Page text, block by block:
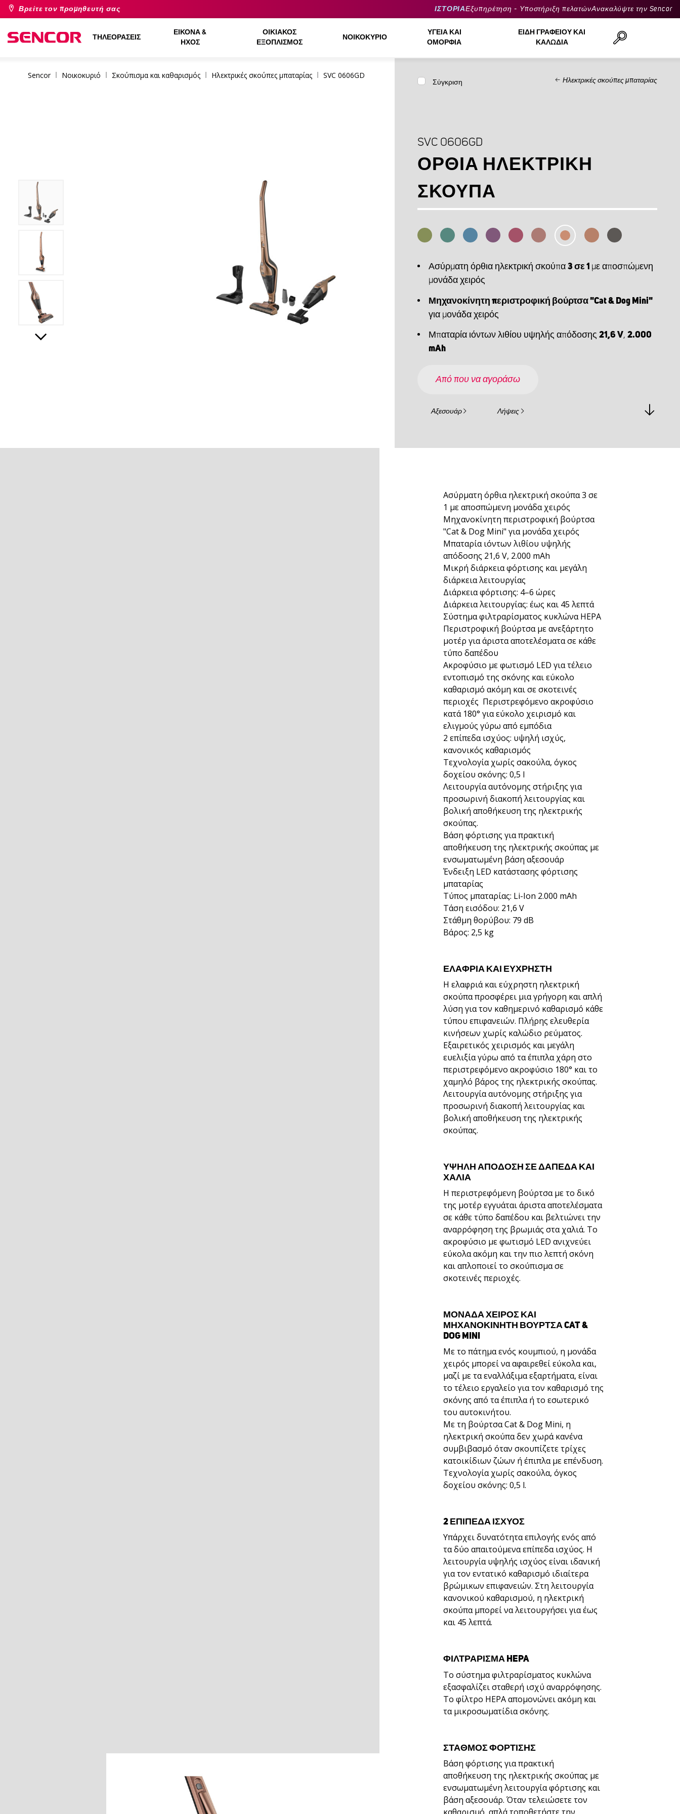
Βρείτε τον προμηθευτή σας ΙΣΤΟΡΙΑΕξυπηρέτηση - Υποστήριξη πελατώνΑνακαλύψτε την Sencor
ΤΗΛΕΟΡΆΣΕΙΣ
ΕΙΚΌΝΑ &
ΉΧΟΣ
ΟΙΚΙΑΚΌΣ
ΕΞΟΠΛΙΣΜΌΣ
ΝΟΙΚΟΚΥΡΙΌ
ΥΓΕΊΑ ΚΑΙ
ΟΜΟΡΦΙΆ
ΕΊΔΗ ΓΡΑΦΕΊΟΥ ΚΑΙ
ΚΑΛΏΔΙΑ
Sencor Νοικοκυριό Σκούπισμα και καθαρισμός Ηλεκτρικές σκούπες μπαταρίας SVC 0606GD
Σύγκριση Ηλεκτρικές σκούπες μπαταρίας
SVC 0606GD
ΌΡΘΙΑ ΗΛΕΚΤΡΙΚΉ
ΣΚΟΎΠΑ
Ασύρματη όρθια ηλεκτρική σκούπα3 σε 1 με αποσπώμενη
μονάδα χειρός
Μηχανοκίνητη περιστροφική βούρτσα "Cat & Dog Mini"
για μονάδα χειρός
Μπαταρία ιόντων λιθίου υψηλής απόδοσης21,6 V,2.000
mAh
Από που να αγοράσω
Αξεσουάρ Λήψεις
Ασύρματη όρθια ηλεκτρική σκούπα 3 σε
1 με αποσπώμενη μονάδα χειρός
Μηχανοκίνητη περιστροφική βούρτσα
"Cat & Dog Mini" για μονάδα χειρός
Μπαταρία ιόντων λιθίου υψηλής
απόδοσης 21,6 V, 2.000 mAh
Μικρή διάρκεια φόρτισης και μεγάλη
διάρκεια λειτουργίας
Διάρκεια φόρτισης: 4–6 ώρες
Διάρκεια λειτουργίας: έως και 45 λεπτά
Σύστημα φιλτραρίσματος κυκλώνα HEPA
Περιστροφική βούρτσα με ανεξάρτητο
μοτέρ για άριστα αποτελέσματα σε κάθε
τύπο δαπέδου
Ακροφύσιο με φωτισμό LED για τέλειο
εντοπισμό της σκόνης και εύκολο
καθαρισμό ακόμη και σε σκοτεινές
περιοχές Περιστρεφόμενο ακροφύσιο
κατά 180° για εύκολο χειρισμό και
ελιγμούς γύρω από εμπόδια
2 επίπεδα ισχύος: υψηλή ισχύς,
κανονικός καθαρισμός
Τεχνολογία χωρίς σακούλα, όγκος
δοχείου σκόνης: 0,5 l
Λειτουργία αυτόνομης στήριξης για
προσωρινή διακοπή λειτουργίας και
βολική αποθήκευση της ηλεκτρικής
σκούπας.
Βάση φόρτισης για πρακτική
αποθήκευση της ηλεκτρικής σκούπας με
ενσωματωμένη βάση αξεσουάρ
Ένδειξη LED κατάστασης φόρτισης
μπαταρίας
Τύπος μπαταρίας: Li-Ion 2.000 mAh
Τάση εισόδου: 21,6 V
Στάθμη θορύβου: 79 dB
Βάρος: 2,5 kg
ΕΛΑΦΡΙΑ ΚΑΙ ΕΥΧΡΗΣΤΗ
Η ελαφριά και εύχρηστη ηλεκτρική
σκούπα προσφέρει μια γρήγορη και απλή
λύση για τον καθημερινό καθαρισμό κάθε
τύπου επιφανειών. Πλήρης ελευθερία
κινήσεων χωρίς καλώδιο ρεύματος.
Εξαιρετικός χειρισμός και μεγάλη
ευελιξία γύρω από τα έπιπλα χάρη στο
περιστρεφόμενο ακροφύσιο 180° και το
χαμηλό βάρος της ηλεκτρικής σκούπας.
Λειτουργία αυτόνομης στήριξης για
προσωρινή διακοπή λειτουργίας και
βολική αποθήκευση της ηλεκτρικής
σκούπας.
ΥΨΗΛΗ ΑΠΟΔΟΣΗ ΣΕ ΔΑΠΕΔΑ ΚΑΙ
ΧΑΛΙΑ
Η περιστρεφόμενη βούρτσα με το δικό
της μοτέρ εγγυάται άριστα αποτελέσματα
σε κάθε τύπο δαπέδου και βελτιώνει την
αναρρόφηση της βρωμιάς στα χαλιά. Το
ακροφύσιο με φωτισμό LED ανιχνεύει
εύκολα ακόμη και την πιο λεπτή σκόνη
και απλοποιεί το σκούπισμα σε
σκοτεινές περιοχές.
ΜΟΝΑΔΑ ΧΕΙΡΟΣ ΚΑΙ
ΜΗΧΑΝΟΚΊΝΗΤΗ ΒΟΎΡΤΣΑ CAT &
DOG MINI
Με το πάτημα ενός κουμπιού, η μονάδα
χειρός μπορεί να αφαιρεθεί εύκολα και,
μαζί με τα εναλλάξιμα εξαρτήματα, είναι
το τέλειο εργαλείο για τον καθαρισμό της
σκόνης από τα έπιπλα ή το εσωτερικό
του αυτοκινήτου.
Με τη βούρτσα Cat & Dog Mini, η
ηλεκτρική σκούπα δεν χωρά κανένα
συμβιβασμό όταν σκουπίζετε τρίχες
κατοικίδιων ζώων ή έπιπλα με επένδυση.
Τεχνολογία χωρίς σακούλα, όγκος
δοχείου σκόνης: 0,5 l.
2 ΕΠΙΠΕΔΑ ΙΣΧΥΟΣ
Υπάρχει δυνατότητα επιλογής ενός από
τα δύο απαιτούμενα επίπεδα ισχύος. Η
λειτουργία υψηλής ισχύος είναι ιδανική
για τον εντατικό καθαρισμό ιδιαίτερα
βρώμικων επιφανειών. Στη λειτουργία
κανονικού καθαρισμού, η ηλεκτρική
σκούπα μπορεί να λειτουργήσει για έως
και 45 λεπτά.
ΦΙΛΤΡΑΡΙΣΜΑ HEPA
Το σύστημα φιλτραρίσματος κυκλώνα
εξασφαλίζει σταθερή ισχύ αναρρόφησης.
Το φίλτρο HEPA απομονώνει ακόμη και
τα μικροσωματίδια σκόνης.
ΣΤΑΘΜΟΣ ΦΟΡΤΙΣΗΣ
Βάση φόρτισης για πρακτική
αποθήκευση της ηλεκτρικής σκούπας με
ενσωματωμένη λειτουργία φόρτισης και
βάση αξεσουάρ. Όταν τελειώσετε τον